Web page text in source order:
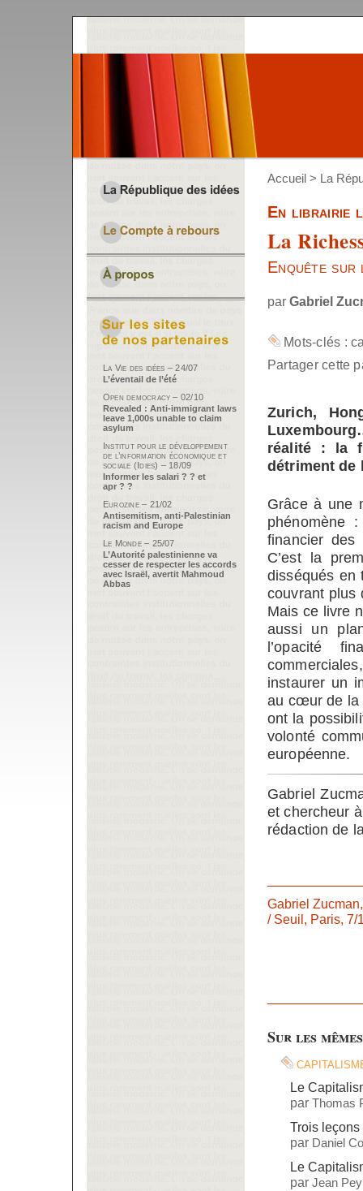
Accueil > La
En librairie
La
Enquête sur
par Gabriel
Mots-clés :
Partager cette
Zurich,
réalité : la
détriment de
Grâce à une
phénomène
financier des
C’est la
disséqués en
couvrant plus
Mais ce livre
aussi un
l’opacité
instaurer un
au cœur de la
ont la
volonté
européenne.
Gabriel
et chercheur
rédaction de
Gabriel
/ Seuil, Paris, 7/
Sur les
Le
par Thomas
Trois
par Daniel
Le
par Jean
La Vie des idées – 24/07
L’éventail de l’été
Open democracy – 02/10
Revealed : Anti-immigrant laws
leave 1,000s unable to claim
asylum
Institut pour le développement
de l’information économique et
sociale (Idies) – 18/09
Informer les salari ? ? et
apr ? ?
Eurozine – 21/02
Antisemitism, anti-Palestinian
racism and Europe
Le Monde – 25/07
L’Autorité palestinienne va
cesser de respecter les accords
avec Israël, avertit Mahmoud
Abbas